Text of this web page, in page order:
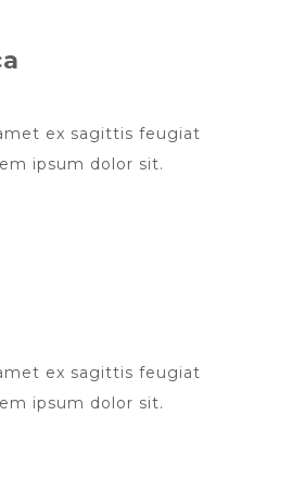
ex sagittis feugiat
ipsum dolor sit.
ex sagittis feugiat
ipsum dolor sit.